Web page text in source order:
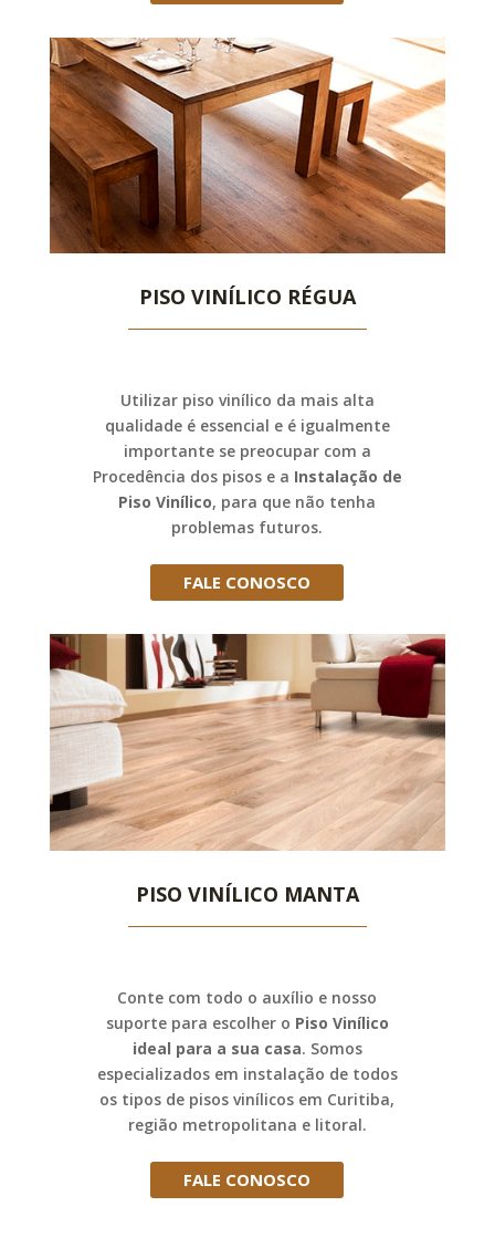
PISO VINÍLICO RÉGUA
Utilizar piso vinílico da mais alta
qualidade é essencial e é igualmente
importante se preocupar com a
Procedência dos pisos e a Instalação de
Piso Vinílico, para que não tenha
problemas futuros.
FALE CONOSCO
PISO VINÍLICO MANTA
Conte com todo o auxílio e nosso
suporte para escolher o Piso Vinílico
ideal para a sua casa. Somos
especializados em instalação de todos
os tipos de pisos vinílicos em Curitiba,
região metropolitana e litoral.
FALE CONOSCO